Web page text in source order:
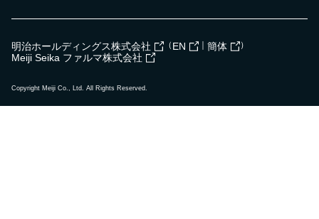
明治ホールディングス株式会社 （ EN 簡体 ）
Meiji Seika ファルマ株式会社
Copyright Meiji Co., Ltd. All Rights Reserved.